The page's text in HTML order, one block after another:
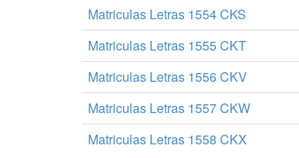
Matriculas Letras 1554 CKS
Matriculas Letras 1555 CKT
Matriculas Letras 1556 CKV
Matriculas Letras 1557 CKW
Matriculas Letras 1558 CKX